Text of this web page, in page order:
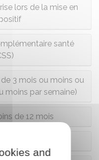
lors de la mise en
santé
3 mois ou moins ou
moins par semaine)
de 12 mois
and